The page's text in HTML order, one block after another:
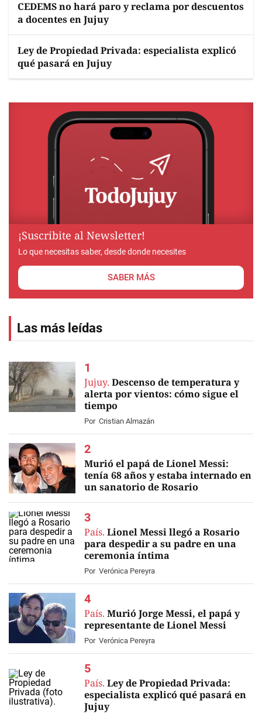
CEDEMS no hará paro y reclama por descuentos
a docentes en Jujuy
Ley de Propiedad Privada: especialista explicó
qué pasará en Jujuy
¡Suscribite al Newsletter!
Lo que necesitas saber, desde donde necesites
SABER MÁS
Las más leídas
Jujuy. Descenso de temperatura y
alerta por vientos: cómo sigue el
tiempo
Por Cristian Almazán
EN VIVO
Murió el papá de Lionel Messi:
tenía 68 años y estaba internado en
un sanatorio de Rosario
País. Lionel Messi llegó a Rosario
para despedir a su padre en una
ceremonia íntima
Por Verónica Pereyra
País. Murió Jorge Messi, el papá y
representante de Lionel Messi
Por Verónica Pereyra
País. Ley de Propiedad Privada:
especialista explicó qué pasará en
Jujuy